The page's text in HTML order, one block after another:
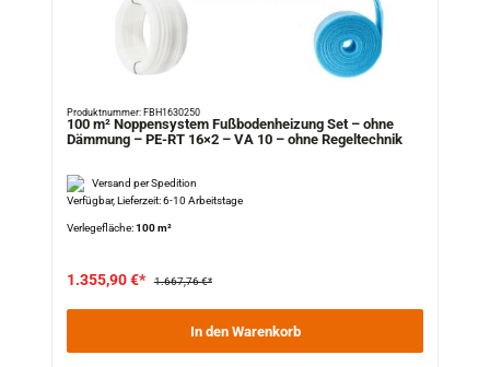
Produktnummer: FBH1630250
100 m² Noppensystem Fußbodenheizung Set – ohne
Dämmung – PE-RT 16×2 – VA 10 – ohne Regeltechnik
Versand per Spedition
Verfügbar, Lieferzeit: 6-10 Arbeitstage
Verlegefläche:100 m²
1.355,90 €* 1.667,76 €*
In den Warenkorb